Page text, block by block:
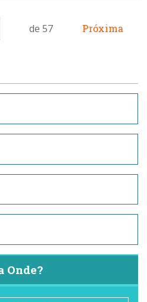
de 57 Próxima
Onde?